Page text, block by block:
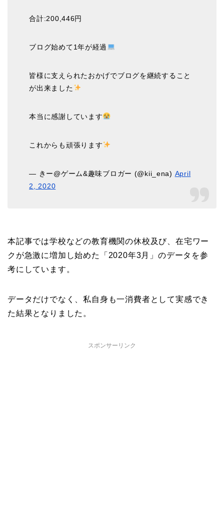
合計:200,446円
ブログ始めて1年が経過
皆様に支えられたおかげでブログを継続すること
が出来ました
本当に感謝しています
これからも頑張ります
— きー@ゲーム&趣味ブロガー (@kii_ena) April
2, 2020
本記事では学校などの教育機関の休校及び、在宅ワー
クが急激に増加し始めた「2020年3月」のデータを参
考にしています。
データだけでなく、私自身も一消費者として実感でき
た結果となりました。
スポンサーリンク